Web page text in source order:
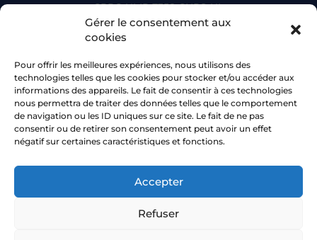
Gérer le consentement aux
cookies
Pour offrir les meilleures expériences, nous utilisons des
technologies telles que les cookies pour stocker et/ou accéder aux
informations des appareils. Le fait de consentir à ces technologies
nous permettra de traiter des données telles que le comportement
de navigation ou les ID uniques sur ce site. Le fait de ne pas
consentir ou de retirer son consentement peut avoir un effet
négatif sur certaines caractéristiques et fonctions.
Accepter
Refuser
CRPG UMR 7358 CNRS-UL
15 rue Notre Dame des Pauvres
54500 Vandoeuvre-lès-Nancy
Bluesky
Facebook
© 2026 CRPG •
Université de Lorraine
Aide à la navigation